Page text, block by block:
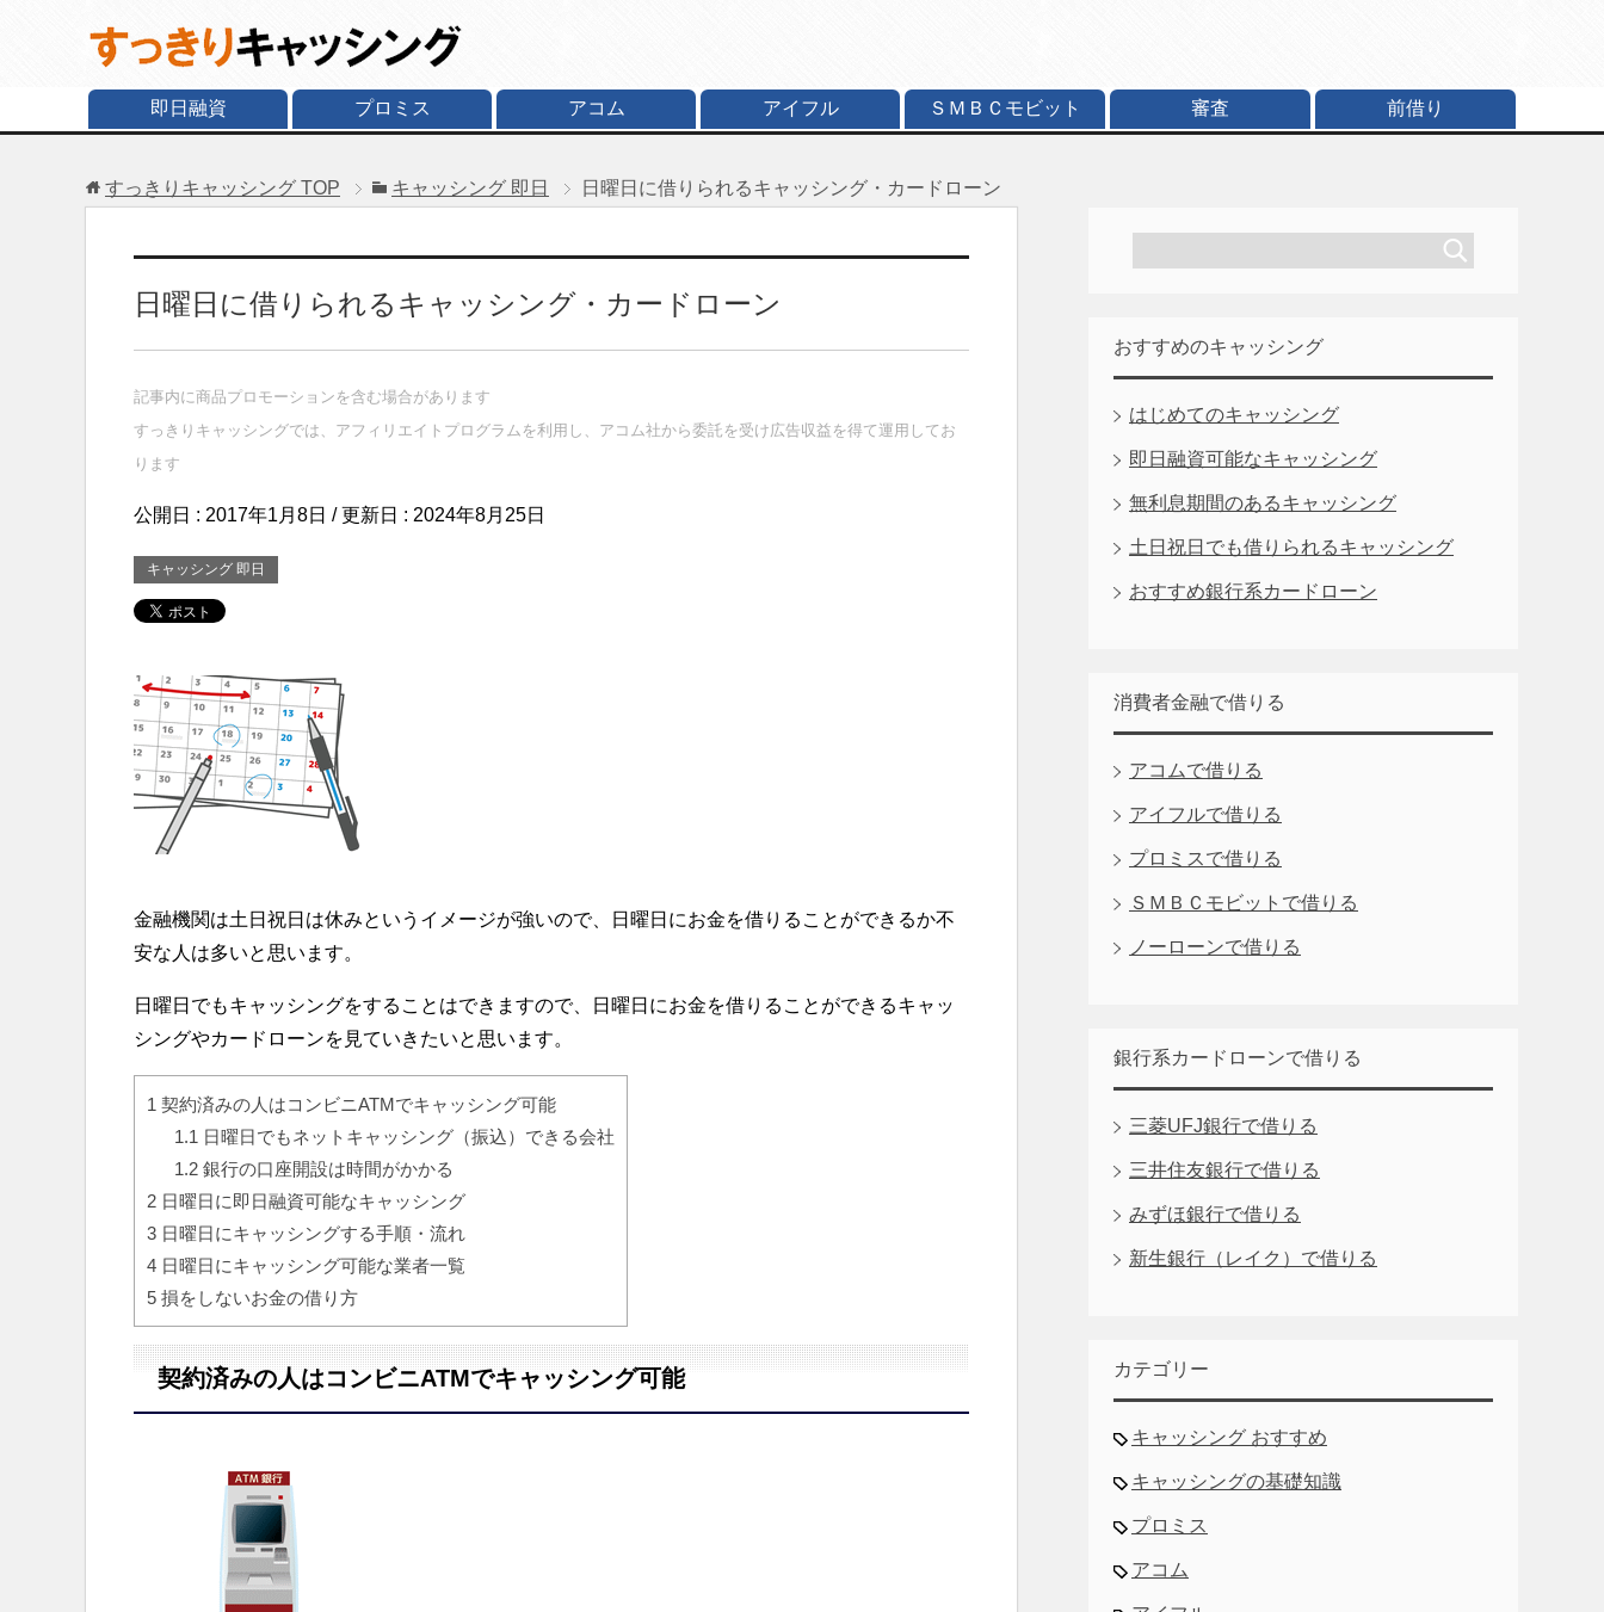
即日融資 プロミス アコム アイフル ＳＭＢＣモビット 審査 前借り
すっきりキャッシング TOP キャッシング 即日 日曜日に借りられるキャッシング・カードローン
日曜日に借りられるキャッシング・カードローン
記事内に商品プロモーションを含む場合があります
すっきりキャッシングでは、アフィリエイトプログラムを利用し、アコム社から委託を受け広告収益を得て運用してお
ります
公開日 : 2017年1月8日 / 更新日 : 2024年8月25日
キャッシング 即日
金融機関は土日祝日は休みというイメージが強いので、日曜日にお金を借りることができるか不
安な人は多いと思います。
日曜日でもキャッシングをすることはできますので、日曜日にお金を借りることができるキャッ
シングやカードローンを見ていきたいと思います。
1 契約済みの人はコンビニATMでキャッシング可能
1.1 日曜日でもネットキャッシング（振込）できる会社
1.2銀行の口座開設は時間がかかる
2 日曜日に即日融資可能なキャッシング
3 日曜日にキャッシングする手順・流れ
4 日曜日にキャッシング可能な業者一覧
5 損をしないお金の借り方
契約済みの人はコンビニATMでキャッシング可能
おすすめのキャッシング
はじめてのキャッシング
即日融資可能なキャッシング
無利息期間のあるキャッシング
土日祝日でも借りられるキャッシング
おすすめ銀行系カードローン
消費者金融で借りる
アコムで借りる
アイフルで借りる
プロミスで借りる
ＳＭＢＣモビットで借りる
ノーローンで借りる
銀行系カードローンで借りる
三菱UFJ銀行で借りる
三井住友銀行で借りる
みずほ銀行で借りる
新生銀行（レイク）で借りる
カテゴリー
キャッシング おすすめ
キャッシングの基礎知識
プロミス
アコム